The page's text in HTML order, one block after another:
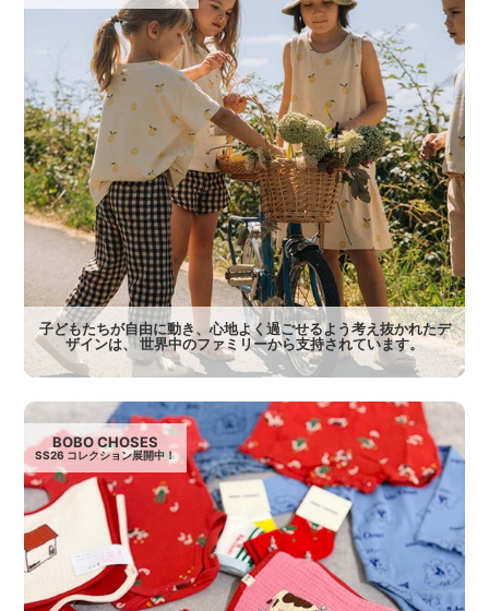
子どもたちが自由に動き、心地よく過ごせるよう考え抜かれたデ
ザインは、 世界中のファミリーから支持されています。
BOBO CHOSES
SS26 コレクション展開中！